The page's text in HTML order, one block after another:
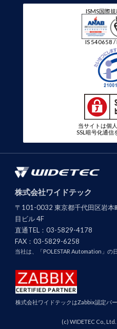
ISMS国際
IS 540658 /
当サイトは個
SSL暗号化通信
株式会社ワイドテック
〒101-0032 東京都千代田区岩
目ビル 4F
直通TEL：03-5829-4178
FAX：03-5829-6258
当社は、「POLESTAR Automation」の
株式会社ワイドテックはZabbix認定パ
(c) WIDETEC Co.,